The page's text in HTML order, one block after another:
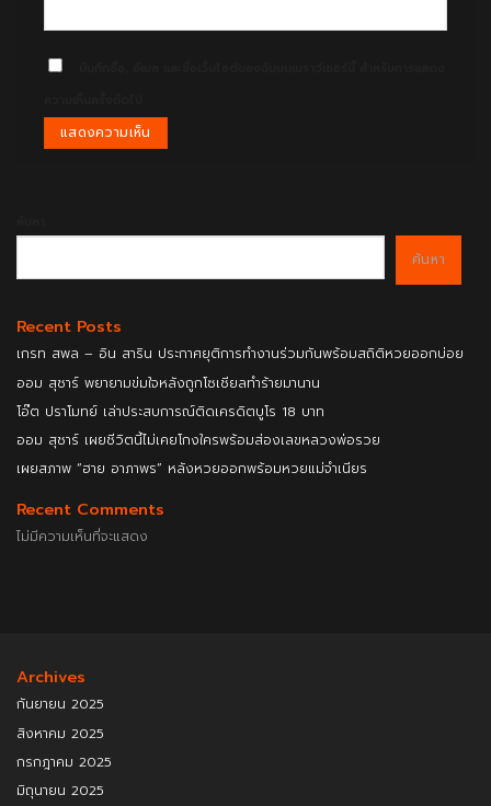
ค้นหา
Recent Posts
เกรท สพล – อิน สาริน ประกาศยุติการทำงานร่วมกันพร้อมสถิติหวยออกบ่อย
ออม สุชาร์ พยายามข่มใจหลังถูกโซเชียลทำร้ายมานาน
โอ๊ต ปราโมทย์ เล่าประสบการณ์ติดเครดิตบูโร 18 บาท
ออม สุชาร์ เผยชีวิตนี้ไม่เคยโกงใครพร้อมส่องเลขหลวงพ่อรวย
เผยสภาพ “ฮาย อาภาพร” หลังหวยออกพร้อมหวยแม่จำเนียร
Recent Comments
ไม่มีความเห็นที่จะแสดง
Archives
กันยายน 2025
สิงหาคม 2025
กรกฎาคม 2025
มิถุนายน 2025